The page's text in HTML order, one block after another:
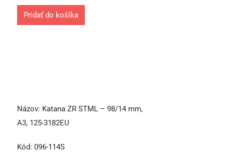
Pridať do košíka
Názov: Katana ZR STML – 98/14 mm,
A3, 125-3182EU
Kód: 096-114S